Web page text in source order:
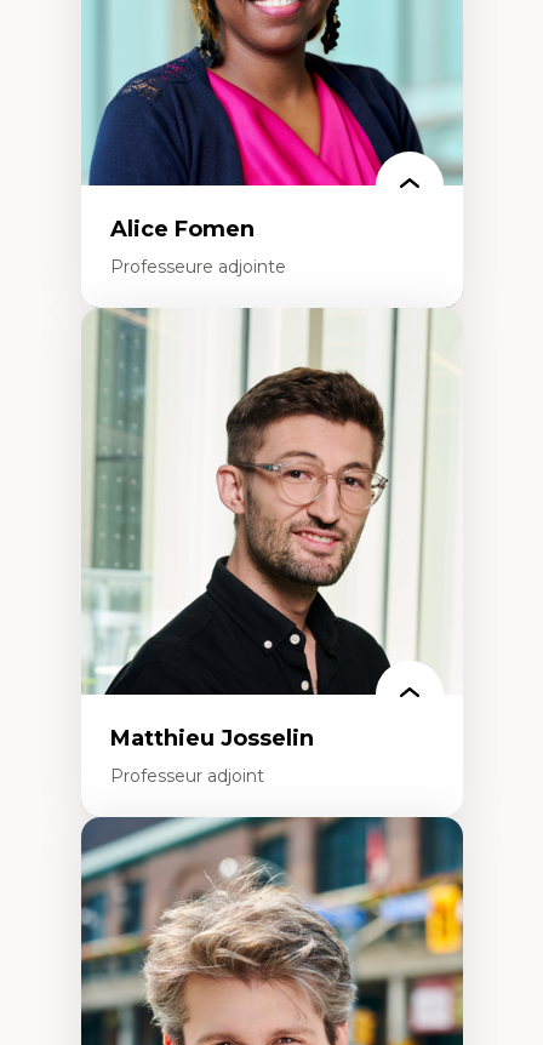
Épistémologie des techniques de recherche
numérique et l’IA
Théorie des droits de la personne
La pensée politique d’Hannah Arendt
La pensée politique à l’ère numérique
Justice internationale et normes
internationales
Alice Fomen
Professeure adjointe
Expertises
Acceptabilité, acceptation et adoption des
technologies
Technologies d'apprentissage innovantes
Insertion professionnelle du nouveau
personnel enseignant
Construction identitaire en milieu
minoritaire francophone
Technologies éducatives pour la formation
continue
Matthieu Josselin
Professeur adjoint
Expertises
Ethnographie critique des environnements
d’apprentissage des étudiant.e.s
Approche transdisciplinaire des
compétences socioaffectives et
interculturelles
Didactique des langues secondes et
compétence pragmatique
Andragogie